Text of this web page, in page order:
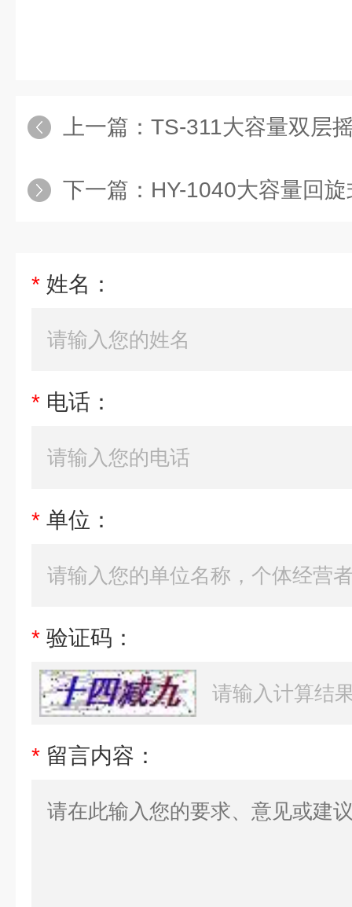
上一篇： TS-311大容量双层
下一篇： HY-1040大容量回
* 姓名：
* 电话：
* 单位：
* 验证码：
* 留言内容：